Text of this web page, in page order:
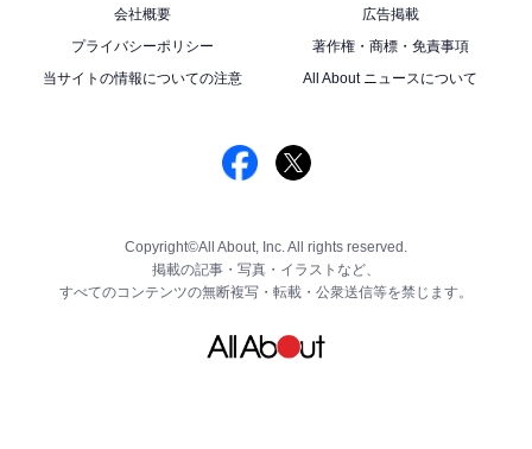
会社概要
広告掲載
プライバシーポリシー
著作権・商標・免責事項
当サイトの情報についての注意
All About ニュースについて
Copyright©All About, Inc. All rights reserved.
掲載の記事・写真・イラストなど、
すべてのコンテンツの無断複写・転載・公衆送信等を禁じます。